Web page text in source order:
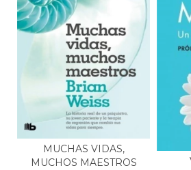
MUCHAS VIDAS,
MUCHOS MAESTROS